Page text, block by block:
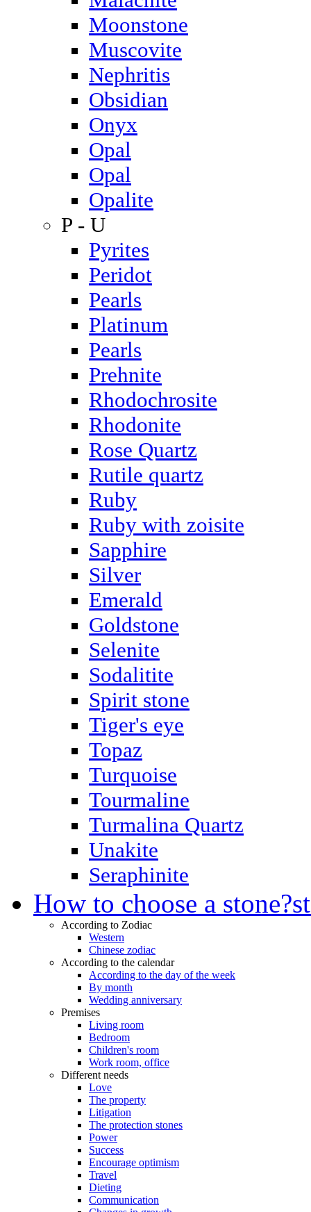
Moonstone
Muscovite
Nephritis
Obsidian
Onyx
Opal
Opal
Opalite
P - U
Pyrites
Peridot
Pearls
Platinum
Pearls
Prehnite
Rhodochrosite
Rhodonite
Rose Quartz
Rutile quartz
Ruby
Ruby with zoisite
Sapphire
Silver
Emerald
Goldstone
Selenite
Sodalitite
Spirit stone
Tiger's eye
Topaz
Turquoise
Tourmaline
Turmalina Quartz
Unakite
Seraphinite
How to choose a stone?
According to Zodiac
Western
Chinese zodiac
According to the calendar
According to the day of the week
By month
Wedding anniversary
Premises
Living room
Bedroom
Children's room
Work room, office
Different needs
Love
The property
Litigation
The protection stones
Power
Success
Encourage optimism
Travel
Dieting
Communication